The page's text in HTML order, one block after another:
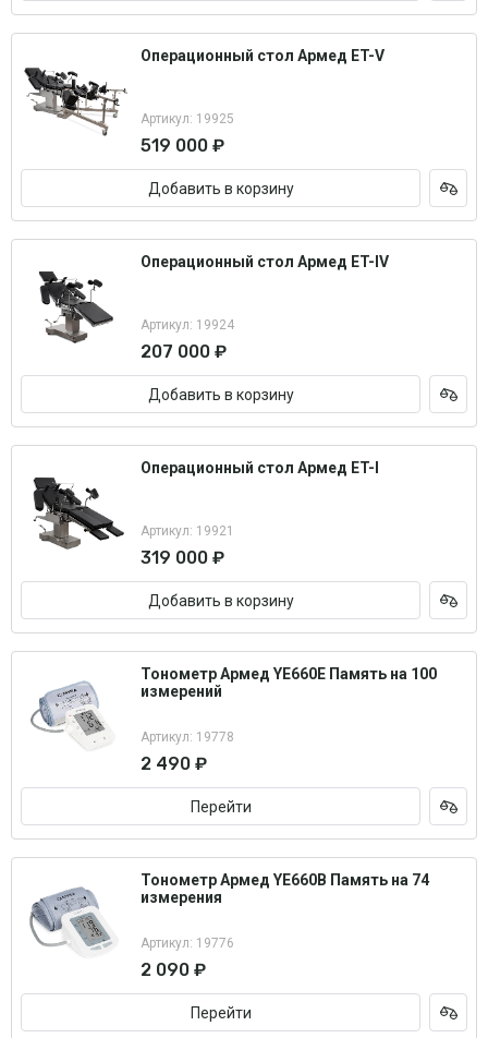
Операционный стол Армед ET-V
Артикул: 19925
519 000 ₽
Добавить в корзину
Операционный стол Армед ET-IV
Артикул: 19924
207 000 ₽
Добавить в корзину
Операционный стол Армед ET-I
Артикул: 19921
319 000 ₽
Добавить в корзину
Тонометр Армед YE660E Память на 100
измерений
Артикул: 19778
2 490 ₽
Перейти
Тонометр Армед YE660B Память на 74
измерения
Артикул: 19776
2 090 ₽
Перейти